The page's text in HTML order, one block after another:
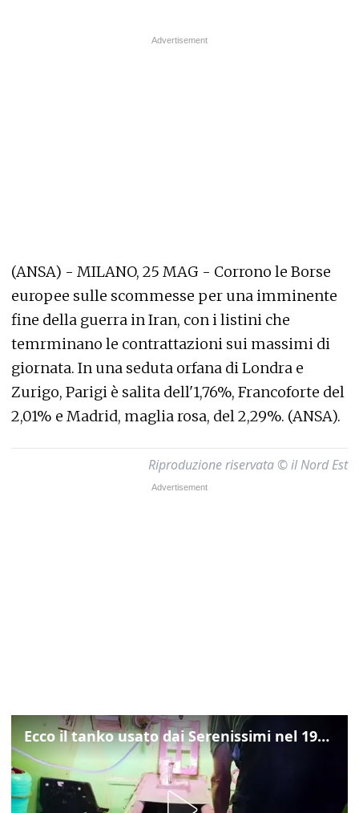
(ANSA) - MILANO, 25 MAG - Corrono le Borse
europee sulle scommesse per una imminente
fine della guerra in Iran, con i listini che
temrminano le contrattazioni sui massimi di
giornata. In una seduta orfana di Londra e
Zurigo, Parigi è salita dell'1,76%, Francoforte del
2,01% e Madrid, maglia rosa, del 2,29%. (ANSA).
Riproduzione riservata © il Nord Est
Ecco il tanko usato dai Serenissimi nel 1997 per il blitz a San Marco